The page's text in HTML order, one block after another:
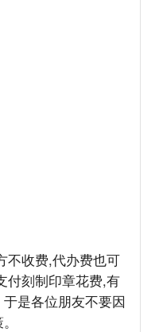
不收费,代办费也可
付刻制印章花费,有
是各位朋友不要因